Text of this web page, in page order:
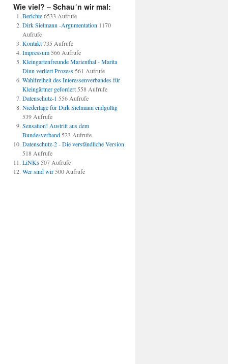
Wie viel? – Schau´n wir mal:
Berichte6533 Aufrufe
Dirk Sielmann -Argumentation 1170
Aufrufe
Kontakt735 Aufrufe
Impressum 566 Aufrufe
Kleingartenfreunde Marienthal - Marita
Dinn verliert Prozess 561 Aufrufe
Wahlfreiheit des Interessenverbandes für
Kleingärtner gefordert 558 Aufrufe
Datenschutz-1 556 Aufrufe
Niederlage für Dirk Sielmann endgültig
539 Aufrufe
Sensation! Austritt aus dem
Bundesverband 523 Aufrufe
Datenschutz-2 - Die verständliche Version
518 Aufrufe
LiNKs 507 Aufrufe
Wer sind wir 500 Aufrufe